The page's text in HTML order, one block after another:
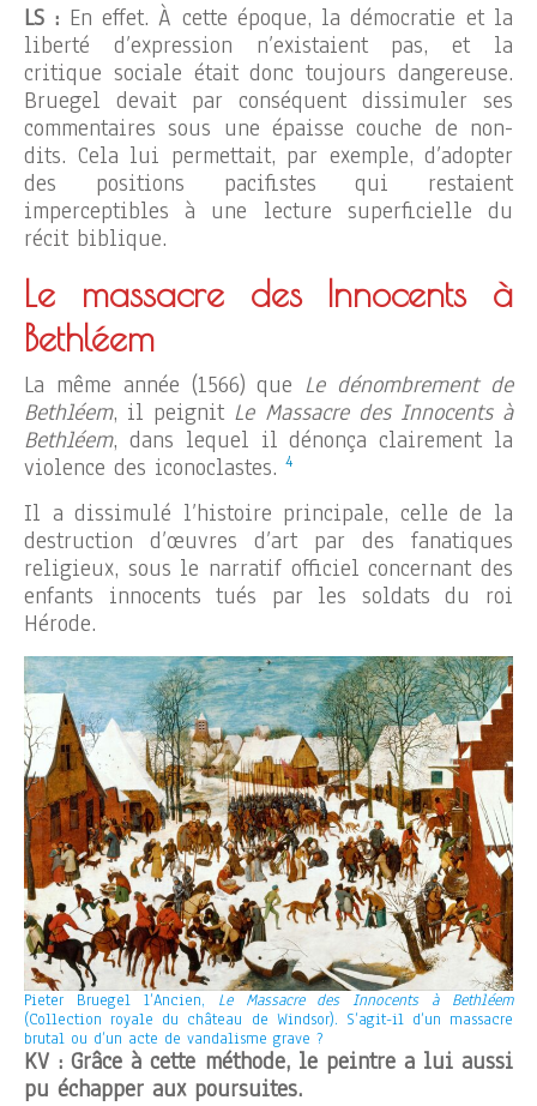
LS : En effet. À cette époque, la démocratie et la
liberté d’expression n’existaient pas, et la
critique sociale était donc toujours dangereuse.
Bruegel devait par conséquent dissimuler ses
commentaires sous une épaisse couche de non-
dits. Cela lui permettait, par exemple, d’adopter
des positions pacifistes qui restaient
imperceptibles à une lecture superficielle du
récit biblique.
Le massacre des Innocents à
Bethléem
La même année (1566) que Le dénombrement de
Bethléem, il peignit Le Massacre des Innocents à
Bethléem, dans lequel il dénonça clairement la
violence des iconoclastes. 4
Il a dissimulé l’histoire principale, celle de la
destruction d’œuvres d’art par des fanatiques
religieux, sous le narratif officiel concernant des
enfants innocents tués par les soldats du roi
Hérode.
Pieter Bruegel l’Ancien, Le Massacre des Innocents à Bethléem
(Collection royale du château de Windsor). S’agit-il d’un massacre
brutal ou d’un acte de vandalisme grave ?
KV : Grâce à cette méthode, le peintre a lui aussi
pu échapper aux poursuites.